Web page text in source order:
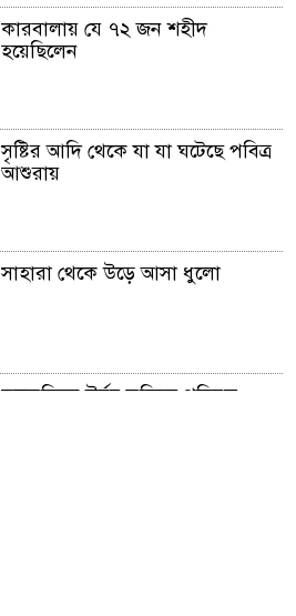
কারবালায় যে ৭২ জন শহীদ
হয়েছিলেন
সৃষ্টির আদি থেকে যা যা ঘটেছে পবিত্র
আশুরায়
সাহারা থেকে উড়ে আসা ধুলো
মরুভূমিকে উর্বর ভূমিতে পরিনত